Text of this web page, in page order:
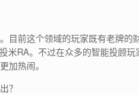
目前这个领域的玩家既有老牌的
RA。不过在众多的智能投顾玩
加热闹。
？